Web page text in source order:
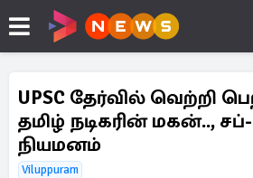
UPSC தேர்வில் வெற்றி
தமிழ் நடிகரின் மகன்..,
நியமனம்
Viluppuram